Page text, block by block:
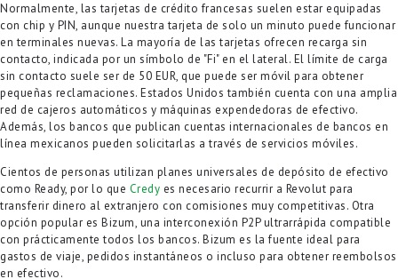
Normalmente, las tarjetas de crédito francesas suelen estar equipadas
con chip y PIN, aunque nuestra tarjeta de solo un minuto puede funcionar
en terminales nuevas. La mayoría de las tarjetas ofrecen recarga sin
contacto, indicada por un símbolo de "Fi" en el lateral. El límite de carga
sin contacto suele ser de 50 EUR, que puede ser móvil para obtener
pequeñas reclamaciones. Estados Unidos también cuenta con una amplia
red de cajeros automáticos y máquinas expendedoras de efectivo.
Además, los bancos que publican cuentas internacionales de bancos en
línea mexicanos pueden solicitarlas a través de servicios móviles.
Cientos de personas utilizan planes universales de depósito de efectivo
como Ready, por lo que Credy es necesario recurrir a Revolut para
transferir dinero al extranjero con comisiones muy competitivas. Otra
opción popular es Bizum, una interconexión P2P ultrarrápida compatible
con prácticamente todos los bancos. Bizum es la fuente ideal para
gastos de viaje, pedidos instantáneos o incluso para obtener reembolsos
en efectivo.